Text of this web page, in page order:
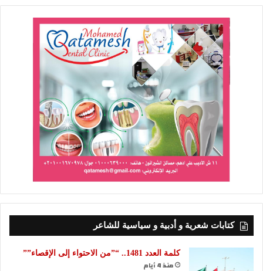
كتابات شعرية و أدبية و سياسية للشاعر
كلمة العدد 1481.. “”من الاحتواء إلى الإقصاء””
منذ 4 أيام